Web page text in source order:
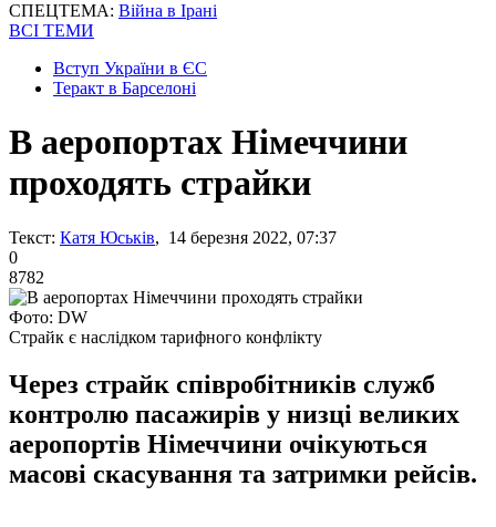
СПЕЦТЕМА: Війна в Ірані
ВСІ ТЕМИ
Вступ України в ЄС
Теракт в Барселоні
В аеропортах Німеччини
проходять страйки
Текст: Катя Юськів, 14 березня 2022, 07:37
0
8782
Фото: DW
Страйк є наслідком тарифного конфлікту
Через страйк співробітників служб
контролю пасажирів у низці великих
аеропортів Німеччини очікуються
масові скасування та затримки рейсів.